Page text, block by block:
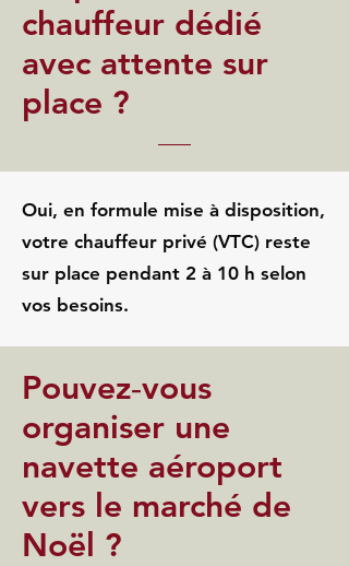
chauffeur dédié
avec attente sur
place ?
Oui, en formule mise à disposition,
votre chauffeur privé (VTC) reste
sur place pendant 2 à 10 h selon
vos besoins.
Pouvez‑vous
organiser une
navette aéroport
vers le marché de
Noël ?